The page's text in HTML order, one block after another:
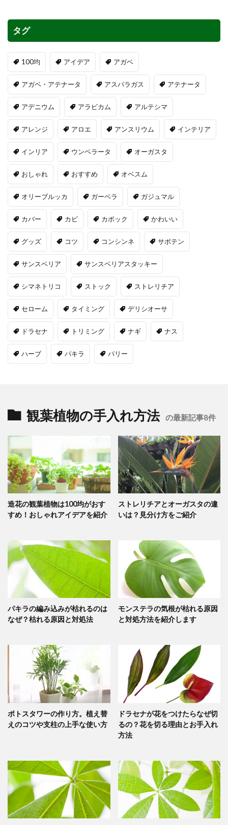
タグ
100均 アイデア アガベ
アガベ・アテナータ アスパラガス アテナータ
アデニウム アラビカム アルテシマ
アレンジ アロエ アンスリウム インテリア
インリア ウンベラータ オーガスタ
おしゃれ おすすめ オベスム
オリーブルッカ ガーベラ ガジュマル
カバー カビ カポック かわいい
グッズ コツ コンシンネ サボテン
サンスベリア サンスベリアスタッキー
シマネトリコ ストック ストレリチア
セローム タイミング デリシオーサ
ドラセナ トリミング ナギ ナス
ハーブ パキラ パリー
観葉植物の手入れ方法 の最新記事8件
造花の観葉植物は100均がおす
すめ！おしゃれアイデアを紹介
ストレリチアとオーガスタの違
いは？見分け方をご紹介
パキラの編み込みが枯れるのは
なぜ？枯れる原因と対処法
モンステラの気根が枯れる原因
と対処方法を紹介します
ポトスタワーの作り方。植え替
えのコツや支柱の上手な使い方
ドラセナが花をつけたらなぜ切
るの？花を切る理由とお手入れ
方法